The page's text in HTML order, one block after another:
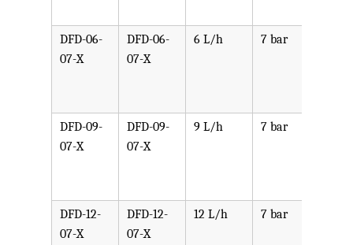
DFD-06-
07-X
DFD-06-
07-X
6 L/h 7 bar
DFD-09-
07-X
DFD-09-
07-X
9 L/h 7 bar
DFD-12-
07-X
DFD-12-
07-X
12 L/h 7 bar